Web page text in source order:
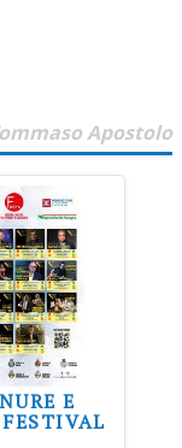
Apostolo
E